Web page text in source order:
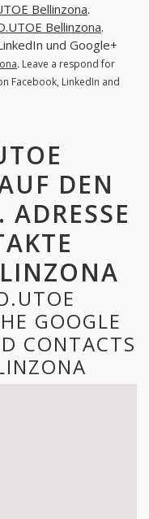
Bellinzona.
Bellinzona.
und Google+
. Leave a respond for
Facebook, LinkedIn and
DEN
GOOGLE
CONTACTS